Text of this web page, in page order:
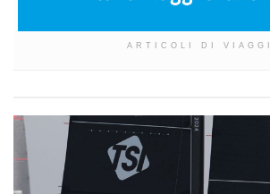
ARTICOLI DI VIAGGI